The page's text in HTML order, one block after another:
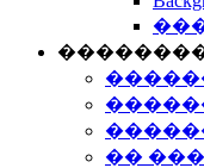
��